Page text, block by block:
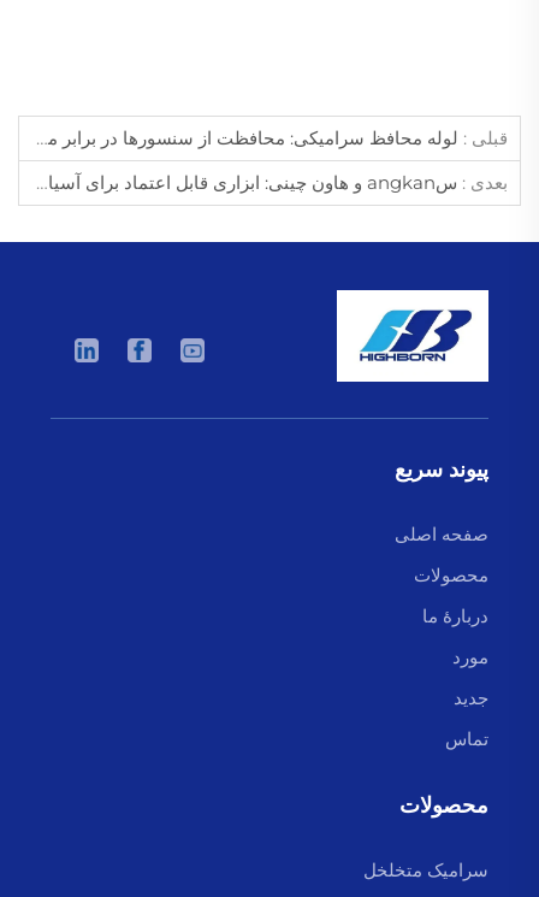
قبلی : لوله محافظ سرامیکی: محافظت از سنسورها در برابر محیط‌های صنعتی سخت
بعدی : سangkan و هاون چینی: ابزاری قابل اعتماد برای آسیاب نمونه در آزمایشگاه
پیوند سریع
صفحه اصلی
محصولات
دربارهٔ ما
مورد
جدید
تماس
محصولات
سرامیک متخلخل